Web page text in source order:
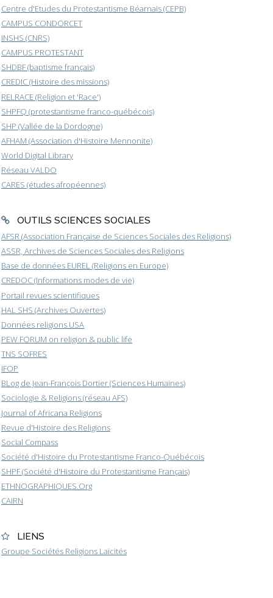
Centre d'Etudes du Protestantisme Béarnais (CEPB)
CAMPUS CONDORCET
INSHS (CNRS)
CAMPUS PROTESTANT
SHDBF (baptisme français)
CREDIC (Histoire des missions)
RELRACE (Religion et 'Race')
SHPFQ (protestantisme franco-québécois)
SHP (Vallée de la Dordogne)
AFHAM (Association d'Histoire Mennonite)
World Digital Library
Réseau VALDO
CARES (études afropéennes)
OUTILS SCIENCES SOCIALES
AFSR (Association Française de Sciences Sociales des Religions)
ASSR, Archives de Sciences Sociales des Religions
Base de données EUREL (Religions en Europe)
CREDOC (Informations modes de vie)
Portail revues scientifiques
HAL SHS (Archives Ouvertes)
Données religions USA
PEW FORUM on religion & public life
TNS SOFRES
IFOP
BLog de Jean-François Dortier (Sciences Humaines)
Sociologie & Religions (réseau AFS)
Journal of Africana Religions
Revue d'Histoire des Religions
Social Compass
Société d'Histoire du Protestantisme Franco-Québécois
SHPF (Société d'Histoire du Protestantisme Français)
ETHNOGRAPHIQUES.Org
CAIRN
LIENS
Groupe Sociétés Religions Laïcités